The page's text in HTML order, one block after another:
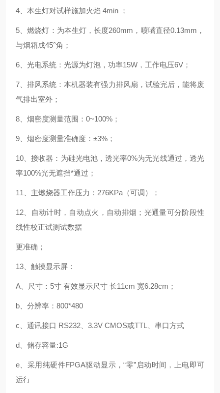
4、本生灯对试样施加火焰 4min ；
5、燃烧灯：为本生灯，长度260mm，喷嘴直径0.13mm，
与烟箱成45°角；
6、光电系统：光源为灯泡，功率15W，工作电压6V；
7、排风系统：本机器装有强力排风扇，试验完后，能将废
气排出室外；
8、烟密度测量范围：0~100%；
9、烟密度测量准确度：±3%；
10、接收器：为硅光电池，透光率0%为无光线通过，透光
率100%光无遮挡*通过；
11、主燃烧器工作压力：276KPa（可调）；
12、自动计时，自动点火，自动排烟；光通量可分阶段性
线性校正试测试数据
更准确；
13、触摸显示屏：
A 、尺寸：5寸 有效显示尺寸 长11cm 宽6.28cm；
b、分辨率：800*480
c、通讯接口 RS232、3.3V CMOS或TTL、串口方式
d、储存容量:1G
e、采用纯硬件FPGA驱动显示，“零”启动时间，上电即可
运行